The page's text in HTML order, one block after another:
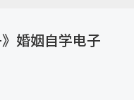
婚姻自学电子